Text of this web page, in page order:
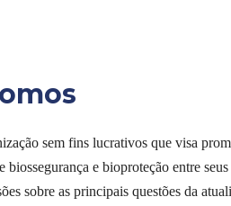
sem fins lucrativos que visa
biossegurança e bioproteção entre
sobre as principais questões da